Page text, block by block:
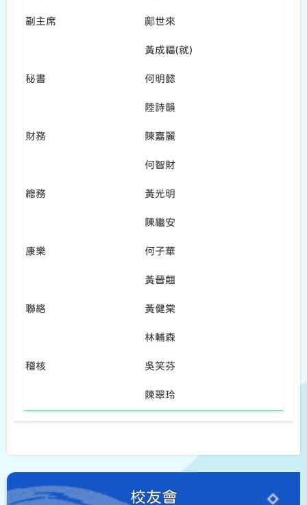
副主席 鄺世來
黃成福(就)
秘書 何明懿
陸詩韻
財務 陳嘉麗
何智財
總務 黃光明
陳繼安
康樂 何子華
黃晉翹
聯絡 黃健棠
林輔森
稽核 吳笑芬
陳翠玲
校友會